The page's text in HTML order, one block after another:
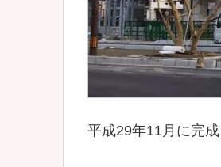
平成29年11月に完